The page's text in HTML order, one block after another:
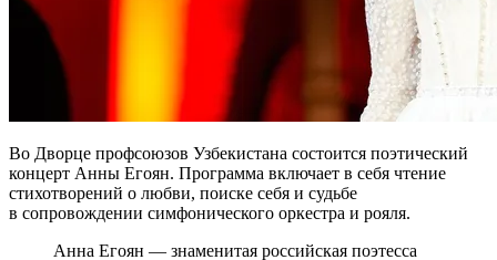
Во Дворце профсоюзов Узбекистана состоится поэтический
концерт Анны Егоян. Программа включает в себя чтение
стихотворений о любви, поиске себя и судьбе
в сопровождении симфонического оркестра и рояля.
Анна Егоян — знаменитая российская поэтесса